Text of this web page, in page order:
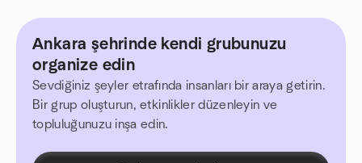
Ankara şehrinde kendi grubunuzu
organize edin
Sevdiğiniz şeyler etrafında insanları bir araya getirin.
Bir grup oluşturun, etkinlikler düzenleyin ve
topluluğunuzu inşa edin.